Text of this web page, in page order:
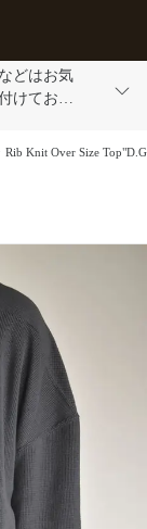
どはお気
けており
Rib Knit Over Size